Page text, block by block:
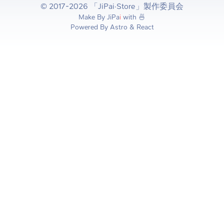
© 2017-2026 「JiPai·Store」製作委員会
Make By JiPai with 🍜
Powered By Astro & React